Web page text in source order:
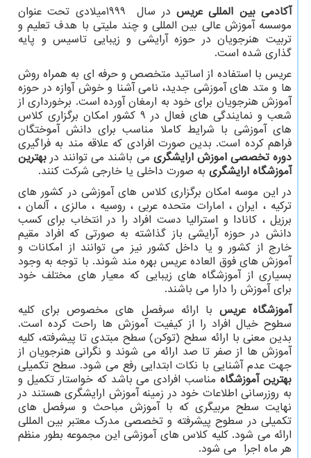
آکادمی بین المللی عریسدر سال 1999میلادی تحت عنوان
موسسه آموزش عالی بین المللی و چند ملیتی با هدف تعلیم و
تربیت هنرجویان در حوزه آرایشی و زیبایی تاسیس و پایه
گذاری شده است.
عریس با استفاده از اساتید متخصص و حرفه ای به همراه روش
ها و متد های آموزشی جدید، نامی آشنا و خوش آوازه در حوزه
آموزش هنرجویان برای خود به ارمغان آورده است. برخورداری از
شعب و نمایندگی های فعال در 9 کشور امکان برگزاری کلاس
های آموزشی با شرایط کاملا مناسب برای دانش آموختگان
فراهم کرده است. بدین صورت افرادی که علاقه مند به فراگیری
دوره تخصصی اموزش ارایشگری می باشند می توانند در بهترین
آموزشگاه ارایشگری به صورت داخلی یا خارجی شرکت کنند.
در این موسه امکان برگزاری کلاس های آموزشی در کشور های
ترکیه ، ایران ، امارات متحده عربی ، روسیه ، مالزی ، آلمان ،
برزیل ، کانادا و استرالیا دست افراد را در انتخاب برای کسب
دانش در حوزه آرایشی باز گذاشته به صورتی که افراد مقیم
خارج از کشور و یا داخل کشور نیز می توانند از امکانات و
آموزش های فوق العاده عریس بهره مند شوند. با توجه به وجود
بسیاری از آموزشگاه های زیبایی که معیار های مختلف خود
برای آموزش را دارا می باشند.
آموزشگاه عریس با ارائه سرفصل های مخصوص برای کلیه
سطوح خیال افراد را از کیفیت آموزش ها راحت کرده است.
بدین معنی با ارائه سطح (توکن) سطح مبتدی تا پیشرفته، کلیه
آموزش ها از صفر تا صد ارائه می شوند و نگرانی هنرجویان از
جهت عدم آشنایی با نکات ابتدایی رفع می شود. سطح تکمیلی
بهترین آموزشگاه مناسب افرادی می باشد که خواستار تکمیل و
به روزرسانی اطلاعات خود در زمینه آموزش ارایشگری هستند در
نهایت سطح مربیگری که با آموزش مباحث و سرفصل های
تکمیلی در سطوح پیشرفته و تخصصی مدرک معتبر بین المللی
ارائه می شود. کلیه کلاس های آموزشی این مجموعه بطور منظم
هر ماه اجرا می شود.